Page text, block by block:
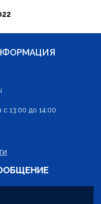
с 13:00 до 14:00